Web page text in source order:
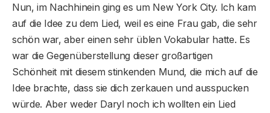
Nun, im Nachhinein ging es um New York City. Ich kam
auf die Idee zu dem Lied, weil es eine Frau gab, die sehr
schön war, aber einen sehr üblen Vokabular hatte. Es
war die Gegenüberstellung dieser großartigen
Schönheit mit diesem stinkenden Mund, die mich auf die
Idee brachte, dass sie dich zerkauen und ausspucken
würde. Aber weder Daryl noch ich wollten ein Lied